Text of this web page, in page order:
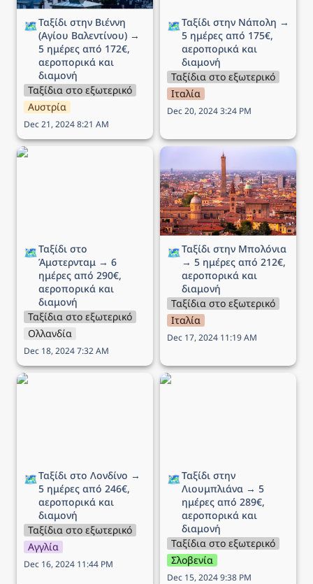
🗺️Ταξίδι στην Βιέννη
(Αγίου Βαλεντίνου) →
5 ημέρες από 172€,
αεροπορικά και
διαμονή
Ταξίδια στο εξωτερικό
Αυστρία
Dec 21, 2024 8:21 AM
🗺️Ταξίδι στην Νάπολη →
5 ημέρες από 175€,
αεροπορικά και
διαμονή
Ταξίδια στο εξωτερικό
Ιταλία
Dec 20, 2024 3:24 PM
Ταξίδι στο Άμστερνταμ →
🗺️Ταξίδι στο
Άμστερνταμ → 6
ημέρες από 290€,
αεροπορικά και
διαμονή
Ταξίδια στο εξωτερικό
Ολλανδία
Dec 18, 2024 7:32 AM
Ταξίδι στην Μπολόνια →
5 ημέρες από 212€,
αεροπορικά και διαμονή
🗺️Ταξίδι στην Μπολόνια
→ 5 ημέρες από 212€,
αεροπορικά και
διαμονή
Ταξίδια στο εξωτερικό
Ιταλία
Dec 17, 2024 11:19 AM
Ταξίδι στο Λονδίνο → 5
🗺️Ταξίδι στο Λονδίνο →
5 ημέρες από 246€,
αεροπορικά και
διαμονή
Ταξίδια στο εξωτερικό
Αγγλία
Dec 16, 2024 11:44 PM
Ταξίδι στην Λιουμπλιάνα
🗺️Ταξίδι στην
Λιουμπλιάνα → 5
ημέρες από 289€,
αεροπορικά και
διαμονή
Ταξίδια στο εξωτερικό
Σλοβενία
Dec 15, 2024 9:38 PM